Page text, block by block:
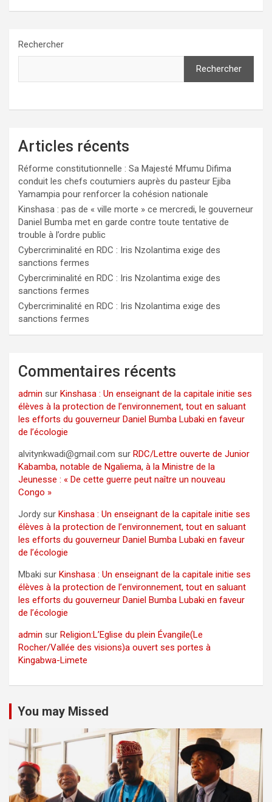
Rechercher
Rechercher
Articles récents
Réforme constitutionnelle : Sa Majesté Mfumu Difima
conduit les chefs coutumiers auprès du pasteur Ejiba
Yamampia pour renforcer la cohésion nationale
Kinshasa : pas de « ville morte » ce mercredi, le gouverneur
Daniel Bumba met en garde contre toute tentative de
trouble à l’ordre public
Cybercriminalité en RDC : Iris Nzolantima exige des
sanctions fermes
Cybercriminalité en RDC : Iris Nzolantima exige des
sanctions fermes
Cybercriminalité en RDC : Iris Nzolantima exige des
sanctions fermes
Commentaires récents
admin sur Kinshasa : Un enseignant de la capitale initie ses
élèves à la protection de l’environnement, tout en saluant
les efforts du gouverneur Daniel Bumba Lubaki en faveur
de l’écologie
alvitynkwadi@gmail.com sur RDC/Lettre ouverte de Junior
Kabamba, notable de Ngaliema, à la Ministre de la
Jeunesse : « De cette guerre peut naître un nouveau
Congo »
Jordy sur Kinshasa : Un enseignant de la capitale initie ses
élèves à la protection de l’environnement, tout en saluant
les efforts du gouverneur Daniel Bumba Lubaki en faveur
de l’écologie
Mbaki sur Kinshasa : Un enseignant de la capitale initie ses
élèves à la protection de l’environnement, tout en saluant
les efforts du gouverneur Daniel Bumba Lubaki en faveur
de l’écologie
admin sur Religion:L’Eglise du plein Évangile(Le
Rocher/Vallée des visions)a ouvert ses portes à
Kingabwa-Limete
You may Missed